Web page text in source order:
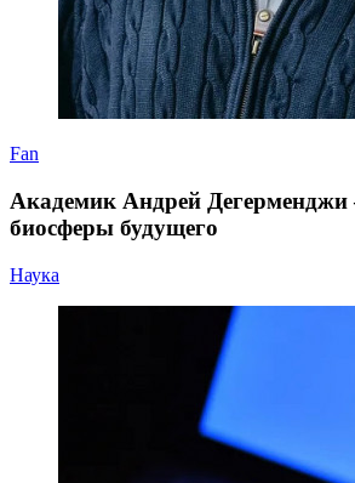
Fan
Академик Андрей
биосферы будущего
Наука